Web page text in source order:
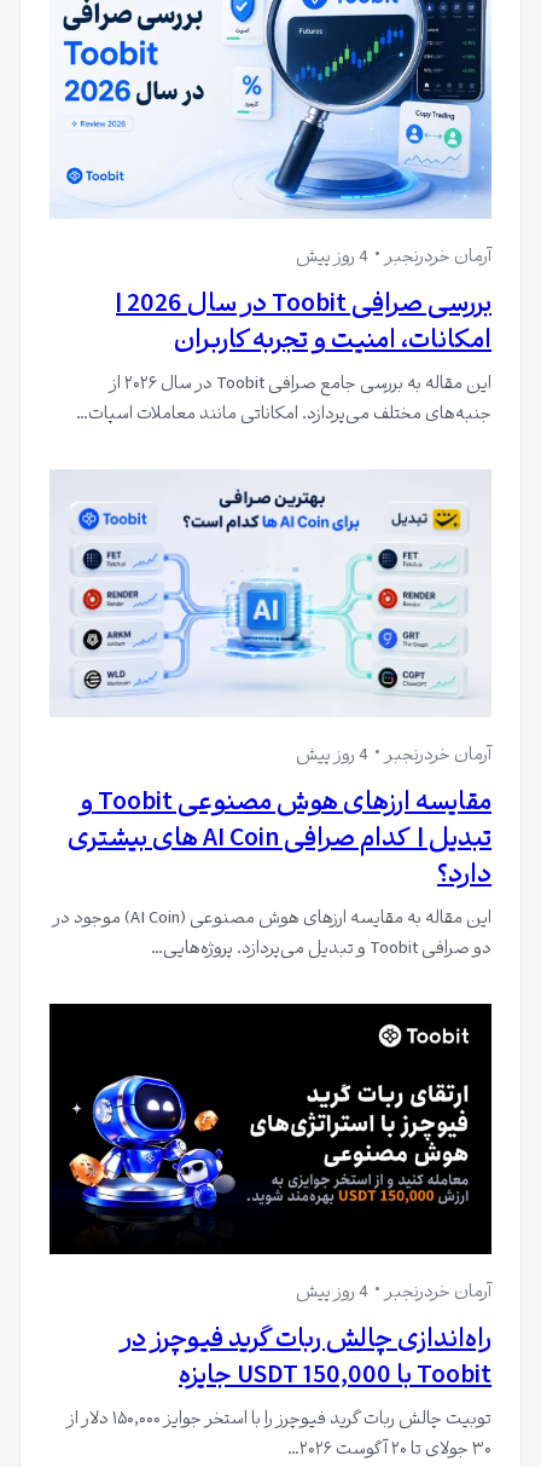
آرمان خردرنجبر 4 روز پیش
بررسی صرافی Toobit در سال 2026 |
امکانات، امنیت و تجربه کاربران
این مقاله به بررسی جامع صرافی Toobit در سال ۲۰۲۶ از
جنبه‌های مختلف می‌پردازد. امکاناتی مانند معاملات اسپات…
آرمان خردرنجبر 4 روز پیش
مقایسه ارزهای هوش مصنوعی Toobit و
تبدیل | کدام صرافی AI Coin های بیشتری
دارد؟
این مقاله به مقایسه ارزهای هوش مصنوعی (AI Coin) موجود در
دو صرافی Toobit و تبدیل می‌پردازد. پروژه‌هایی…
آرمان خردرنجبر 4 روز پیش
راه‌اندازی چالش ربات گرید فیوچرز در
Toobit با 150,000 USDT جایزه
توبیت چالش ربات گرید فیوچرز را با استخر جوایز ۱۵۰,۰۰۰ دلار از
۳۰ جولای تا ۲۰ آگوست ۲۰۲۶…